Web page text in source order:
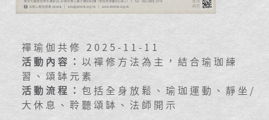
禪瑜伽共修 2025-11-11
活動內容：以禪修方法為主，結合瑜珈練
習、頌缽元素
活動流程：包括全身放鬆、瑜珈運動、靜坐/
大休息、聆聽頌缽、法師開示